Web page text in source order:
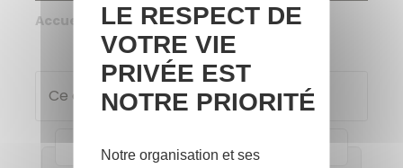
Accueil Concours
Ce concours est terminé !
Nos Partenaires
LE RESPECT DE
VOTRE VIE
PRIVÉE EST
NOTRE PRIORITÉ
Notre organisation et ses